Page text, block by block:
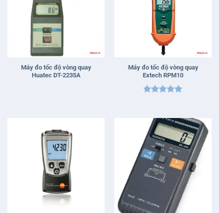
Máy đo tốc độ vòng quay
Huatec DT-2235A
Máy đo tốc độ vòng quay
Extech RPM10
sao